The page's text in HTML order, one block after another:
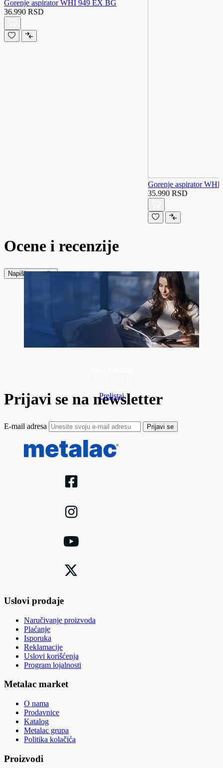
Gorenje aspirator WHI 949 EX BG
36.990 RSD
Gorenje aspirator
35.990 RSD
Ocene i recenzije
Napiši recenziju
Prelistaj
Prijavi se na newsletter
E-mail adresa Prijavi se
Uslovi prodaje
Naručivanje proizvoda
Plaćanje
Isporuka
Reklamacije
Uslovi korišćenja
Program lojalnosti
Metalac market
O nama
Prodavnice
Katalog
Metalac grupa
Politika kolačića
Proizvodi